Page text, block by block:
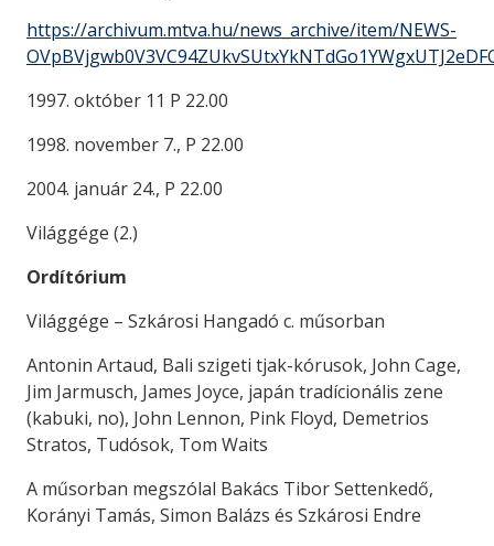
https://archivum.mtva.hu/news_archive/item/NEWS-
1997. október 11 P 22.00
1998. november 7., P 22.00
2004. január 24., P 22.00
Világgége (2.)
Ordítórium
Világgége – Szkárosi Hangadó c. műsorban
Antonin Artaud, Bali szigeti tjak-kórusok, John Cage,
Jim Jarmusch, James Joyce, japán tradícionális zene
(kabuki, no), John Lennon, Pink Floyd, Demetrios
Stratos, Tudósok, Tom Waits
A műsorban megszólal Bakács Tibor Settenkedő,
Korányi Tamás, Simon Balázs és Szkárosi Endre